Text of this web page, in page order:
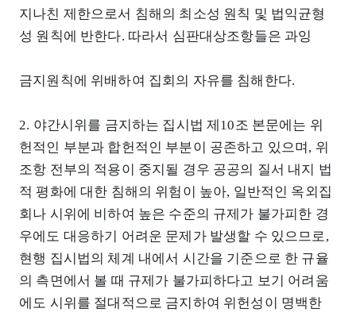
지나친 제한으로서 침해의 최소성 원칙 및 법익균형
성 원칙에 반한다. 따라서 심판대상조항들은 과잉
금지원칙에 위배하여 집회의 자유를 침해한다.
2. 야간시위를 금지하는 집시법 제10조 본문에는 위
헌적인 부분과 합헌적인 부분이 공존하고 있으며, 위
조항 전부의 적용이 중지될 경우 공공의 질서 내지 법
적 평화에 대한 침해의 위험이 높아, 일반적인 옥외집
회나 시위에 비하여 높은 수준의 규제가 불가피한 경
우에도 대응하기 어려운 문제가 발생할 수 있으므로,
현행 집시법의 체계 내에서 시간을 기준으로 한 규율
의 측면에서 볼 때 규제가 불가피하다고 보기 어려움
에도 시위를 절대적으로 금지하여 위헌성이 명백한